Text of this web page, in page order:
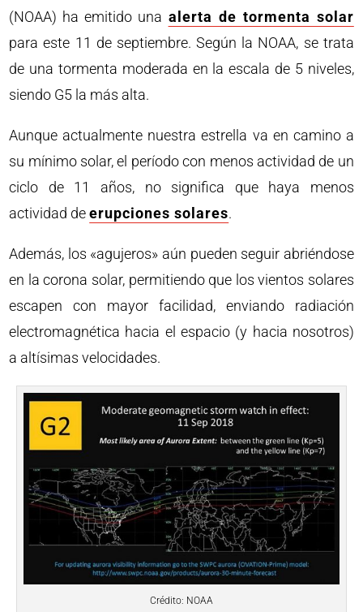
(NOAA) ha emitido una alerta de tormenta solar
para este 11 de septiembre. Según la NOAA, se trata
de una tormenta moderada en la escala de 5 niveles,
siendo G5 la más alta.
Aunque actualmente nuestra estrella va en camino a
su mínimo solar, el período con menos actividad de un
ciclo de 11 años, no significa que haya menos
actividad deerupciones solares.
Además, los «agujeros» aún pueden seguir abriéndose
en la corona solar, permitiendo que los vientos solares
escapen con mayor facilidad, enviando radiación
electromagnética hacia el espacio (y hacia nosotros)
a altísimas velocidades.
Crédito: NOAA